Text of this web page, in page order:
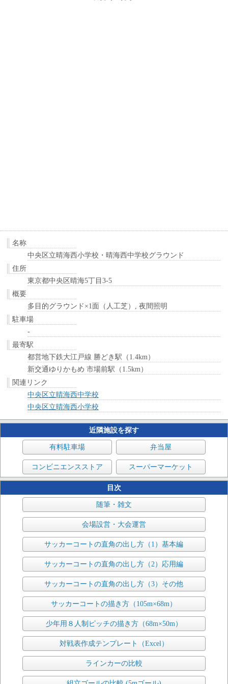
名称
中央区立晴海西小学校・晴海西中学校グラウンド
住所
東京都中央区晴海5丁目3-5
概要
多目的グラウンド×1面（人工芝）, 夜間照明
駐車場
-
最寄駅
都営地下鉄大江戸線 勝どき駅（1.4km）
新交通ゆりかもめ 市場前駅（1.5km）
関連リンク
中央区立晴海西中学校
中央区立晴海西小学校
近隣施設を探す
有料駐車場 弁当屋
コンビニエンスストア スーパーマーケット
目次
随筆・雑文
会場設営・大会運営
サッカーコートの直角の出し方（1）基本編
サッカーコートの直角の出し方（2）応用編
サッカーコートの直角の出し方（3）その他
サッカーコートの描き方（105m×68m）
少年用８人制ピッチの描き方（68m×50m）
対戦表作成テンプレート（Excel）
ラインカーの比較